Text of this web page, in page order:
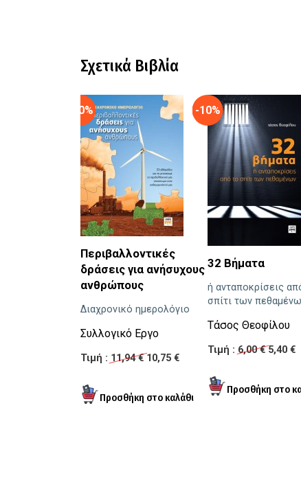
Σχετικά Βιβλία
-10%
Περιβαλλοντικές
δράσεις για ανήσυχους
ανθρώπους
Διαχρονικό ημερολόγιο
Συλλογικό Εργο
Τιμή : 11,94 €10,75 €
-10%
32 Βήματα
ή ανταποκρίσεις
σπίτι των
Τάσος Θεοφίλου
Τιμή : 6,00 €5,40 €